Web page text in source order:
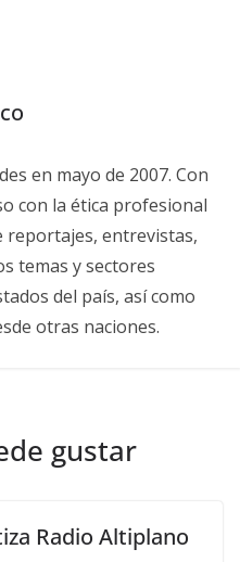
en mayo de 2007. Con
con la ética profesional
reportajes, entrevistas,
temas y sectores
del país, así como
otras naciones.
gustar
Radio Altiplano